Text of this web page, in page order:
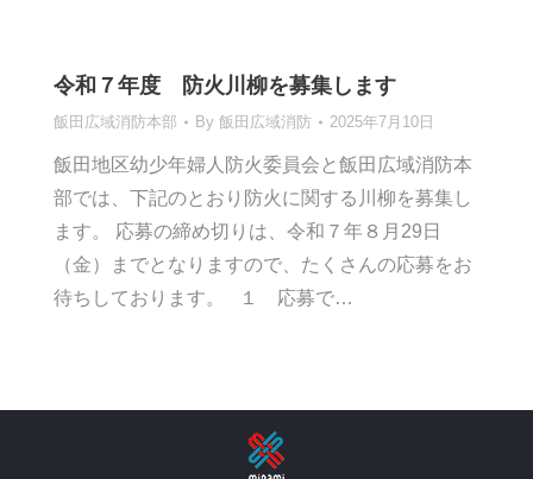
令和７年度 防火川柳を募集します
飯田広域消防本部 By 飯田広域消防 2025年7月10日
飯田地区幼少年婦人防火委員会と飯田広域消防本
部では、下記のとおり防火に関する川柳を募集し
ます。 応募の締め切りは、令和７年８月29日
（金）までとなりますので、たくさんの応募をお
待ちしております。 １ 応募で…